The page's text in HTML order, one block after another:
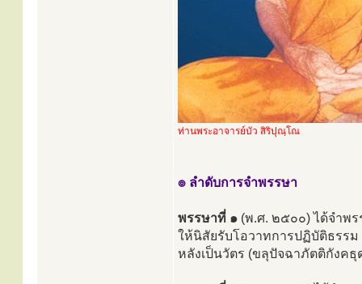
ท่านพระอาจารย์บัว สิริปุณฺโณ
๏ ลำดับการจำพรรษา
พรรษาที่ ๑ (พ.ศ. ๒๕๐๐) ได้จำพ
ให้นิสัยรับโอวาทการปฏิบัติธรร
หลังเป็นวัตร (ขลุปัจฉาภัตติกังคธุ